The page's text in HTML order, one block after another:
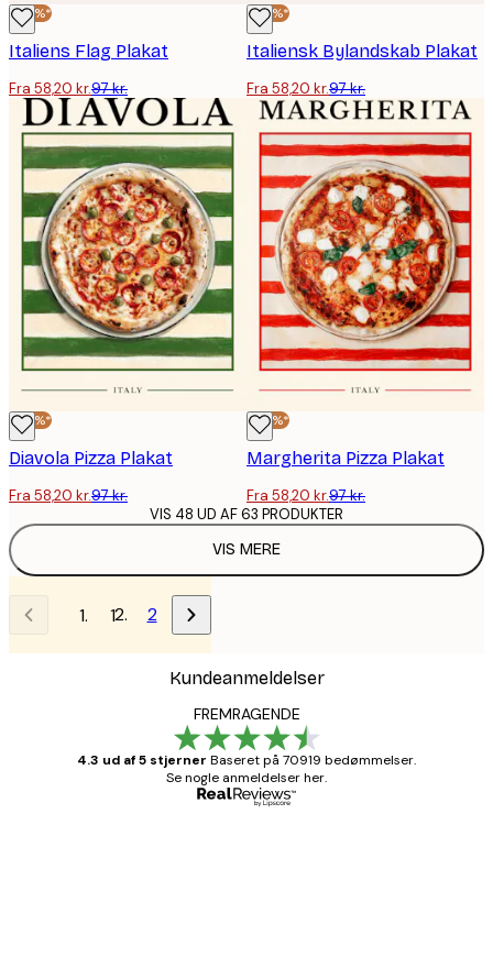
-40%*
Italiens Flag Plakat
Fra 58,20 kr.97 kr.
-40%*
Italiensk Bylandskab Plakat
Fra 58,20 kr.97 kr.
-40%*
Diavola Pizza Plakat
Fra 58,20 kr.97 kr.
-40%*
Margherita Pizza Plakat
Fra 58,20 kr.97 kr.
VIS MERE
VIS 48 UD AF 63 PRODUKTER
1 2
Kundeanmeldelser
FREMRAGENDE
4.3 ud af 5 stjerner Baseret på 70919 bedømmelser.
Se nogle anmeldelser her.